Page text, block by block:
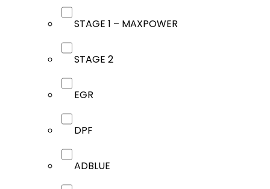
STAGE 1 – MAXPOWER
STAGE 2
EGR
DPF
ADBLUE